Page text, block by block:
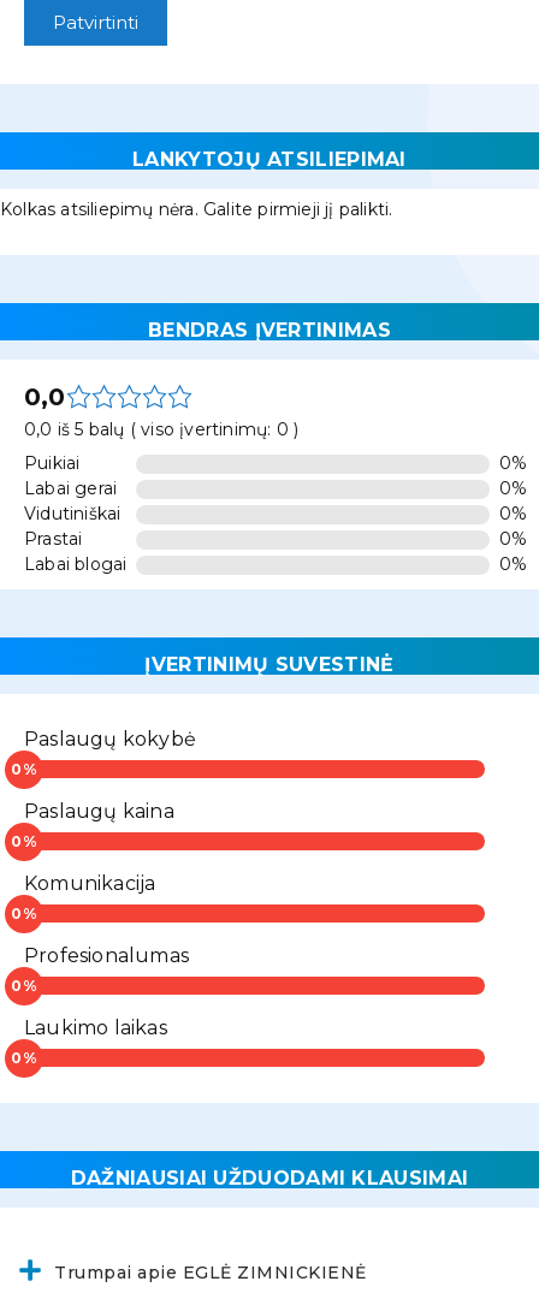
Patvirtinti
LANKYTOJŲ ATSILIEPIMAI
Kolkas atsiliepimų nėra. Galite pirmieji jį palikti.
BENDRAS ĮVERTINIMAS
0,0
0,0 iš 5 balų ( viso įvertinimų: 0 )
Puikiai
0%
Labai gerai
0%
Vidutiniškai
0%
Prastai
0%
Labai blogai
0%
ĮVERTINIMŲ SUVESTINĖ
Paslaugų kokybė
Paslaugų kaina
Komunikacija
Profesionalumas
Laukimo laikas
DAŽNIAUSIAI UŽDUODAMI KLAUSIMAI
Trumpai apie EGLĖ ZIMNICKIENĖ